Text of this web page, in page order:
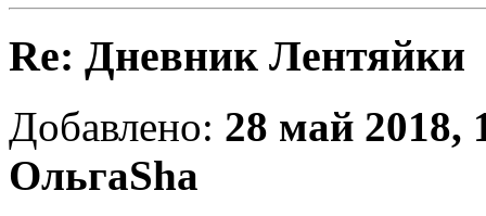
Re: Дневник Лентяйки
Добавлено: 28 май 2018,
ОльгаSha